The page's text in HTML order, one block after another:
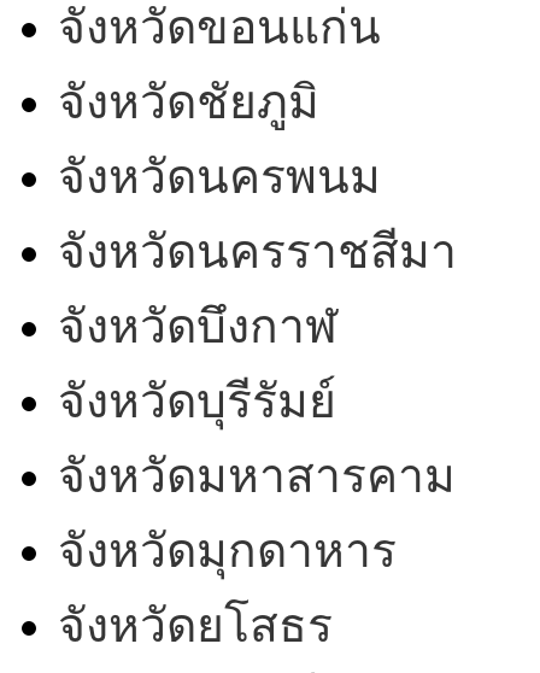
จังหวัดขอนแก่น
จังหวัดชัยภูมิ
จังหวัดนครพนม
จังหวัดนครราชสีมา
จังหวัดบึงกาฬ
จังหวัดบุรีรัมย์
จังหวัดมหาสารคาม
จังหวัดมุกดาหาร
จังหวัดยโสธร